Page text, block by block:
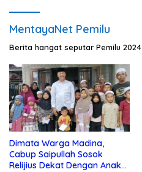
MentayaNet Pemilu
Berita hangat seputar Pemilu 2024
Dimata Warga Madina,
Cabup Saipullah Sosok
Relijius Dekat Dengan Anak